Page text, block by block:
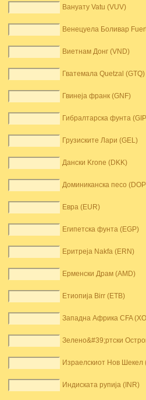
Вануату Vatu (VUV)
Венецуела Боливар
Виетнам Донг (VND)
Гватемала Quetzal (GTQ)
Гвинеја франк (GNF)
Гибралтарска фунта
Грузиските Лари (GEL)
Дански Krone (DKK)
Доминиканска песо
Евра (EUR)
Египетска фунта (EGP)
Еритреја Nakfa (ERN)
Ерменски Драм (AMD)
Етиопија Birr (ETB)
Западна Африка CFA
Зелено&#39;ртски
Израелскиот Нов Шекел
Индиската рупија (INR)